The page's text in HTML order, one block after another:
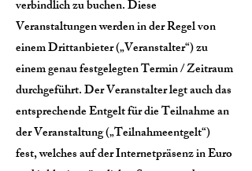
verbindlich zu buchen. Diese
Veranstaltungen werden in der Regel von
einem Drittanbieter („Veranstalter“) zu
einem genau festgelegten Termin / Zeitraum
durchgeführt. Der Veranstalter legt auch das
entsprechende Entgelt für die Teilnahme an
der Veranstaltung („Teilnahmeentgelt“)
fest, welches auf der Internetpräsenz in Euro